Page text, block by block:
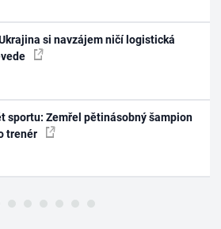
si navzájem ničí logistická
sportu: Zemřel pětinásobný šampion
trenér